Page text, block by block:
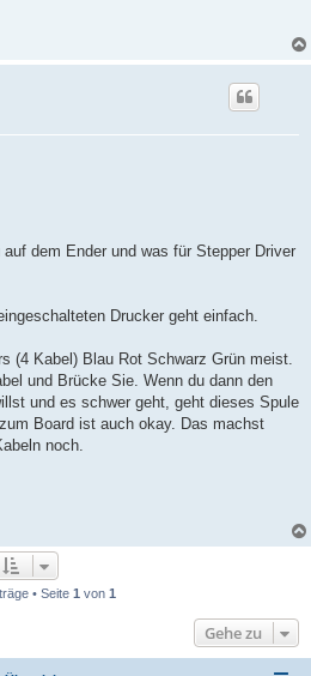
dem Ender und was für Stepper Driver
Drucker geht einfach.
(4 Kabel) Blau Rot Schwarz Grün meist.
und Brücke Sie. Wenn du dann den
und es schwer geht, geht dieses Spule
Board ist auch okay. Das machst
noch.
• Seite 1 von 1
Gehe zu